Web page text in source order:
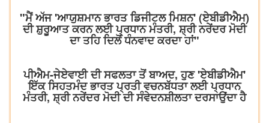
"ਮੈਂ ਅੱਜ 'ਆਯੁਸ਼ਮਾਨ ਭਾਰਤ ਡਿਜੀਟਲ ਮਿਸ਼ਨ' (ਏਬੀਡੀਐਮ)
ਦੀ ਸ਼ੁਰੂਆਤ ਕਰਨ ਲਈ ਪ੍ਰਧਾਨ ਮੰਤਰੀ, ਸ਼੍ਰੀ ਨਰੇਂਦਰ ਮੋਦੀ
ਦਾ ਤਹਿ ਦਿਲੋਂ ਧੰਨਵਾਦ ਕਰਦਾ ਹਾਂ"
ਪੀਐਮ-ਜੇਏਵਾਈ ਦੀ ਸਫਲਤਾ ਤੋਂ ਬਾਅਦ, ਹੁਣ 'ਏਬੀਡੀਐਮ'
ਇੱਕ ਸਿਹਤਮੰਦ ਭਾਰਤ ਪ੍ਰਤੀ ਵਚਨਬੱਧਤਾ ਲਈ ਪ੍ਰਧਾਨ
ਮੰਤਰੀ, ਸ਼੍ਰੀ ਨਰੇਂਦਰ ਮੋਦੀ ਦੀ ਸੰਵੇਦਨਸ਼ੀਲਤਾ ਦਰਸਾਉਂਦਾ ਹੈ